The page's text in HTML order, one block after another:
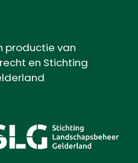
productie van
en Stichting